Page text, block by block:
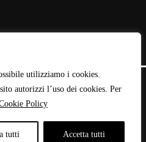
utilizziamo i cookies.
autorizzi l’uso dei cookies. Per
Policy
tutti Accetta tutti
byDylog Italia S.p.A.